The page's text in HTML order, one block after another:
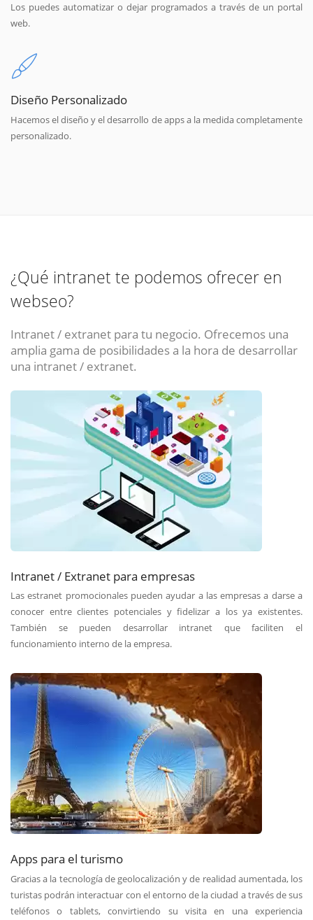
Los puedes automatizar o dejar programados a través de un portal
web.
Diseño Personalizado
Hacemos el diseño y el desarrollo de apps a la medida completamente
personalizado.
¿Qué intranet te podemos ofrecer en
webseo?
Intranet / extranet para tu negocio. Ofrecemos una
amplia gama de posibilidades a la hora de desarrollar
una intranet / extranet.
Intranet / Extranet para empresas
Las estranet promocionales pueden ayudar a las empresas a darse a
conocer entre clientes potenciales y fidelizar a los ya existentes.
También se pueden desarrollar intranet que faciliten el
funcionamiento interno de la empresa.
Apps para el turismo
Gracias a la tecnología de geolocalización y de realidad aumentada, los
turistas podrán interactuar con el entorno de la ciudad a través de sus
teléfonos o tablets, convirtiendo su visita en una experiencia